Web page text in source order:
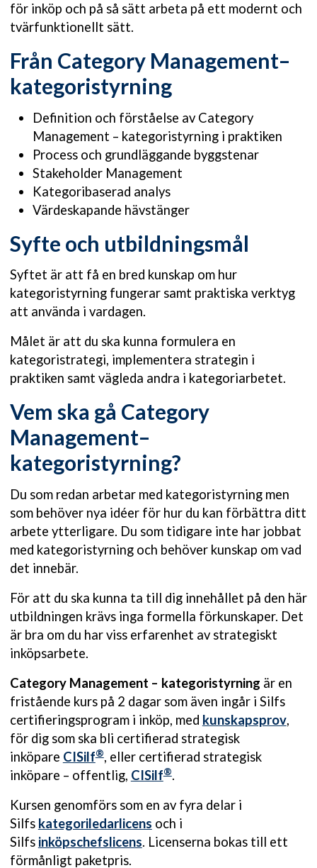
för inköp och på så sätt arbeta på ett modernt och
tvärfunktionellt sätt.
Från Category Management–
kategoristyrning
Definition och förståelse av Category
Management – kategoristyrning i praktiken
Process och grundläggande byggstenar
Stakeholder Management
Kategoribaserad analys
Värdeskapande hävstänger
Syfte och utbildningsmål
Syftet är att få en bred kunskap om hur
kategoristyrning fungerar samt praktiska verktyg
att använda i vardagen.
Målet är att du ska kunna formulera en
kategoristrategi, implementera strategin i
praktiken samt vägleda andra i kategoriarbetet.
Vem ska gå Category
Management–
kategoristyrning?
Du som redan arbetar med kategoristyrning men
som behöver nya idéer för hur du kan förbättra ditt
arbete ytterligare. Du som tidigare inte har jobbat
med kategoristyrning och behöver kunskap om vad
det innebär.
För att du ska kunna ta till dig innehållet på den här
utbildningen krävs inga formella förkunskaper. Det
är bra om du har viss erfarenhet av strategiskt
inköpsarbete.
Category Management – kategoristyrning är en
fristående kurs på 2 dagar som även ingår i Silfs
certifieringsprogram i inköp, med kunskapsprov,
för dig som ska bli certifierad strategisk
inköpare CISilf®, eller certifierad strategisk
inköpare – offentlig, CISilf®.
Kursen genomförs som en av fyra delar i
Silfs kategoriledarlicens och i
Silfs inköpschefslicens. Licenserna bokas till ett
förmånligt paketpris.